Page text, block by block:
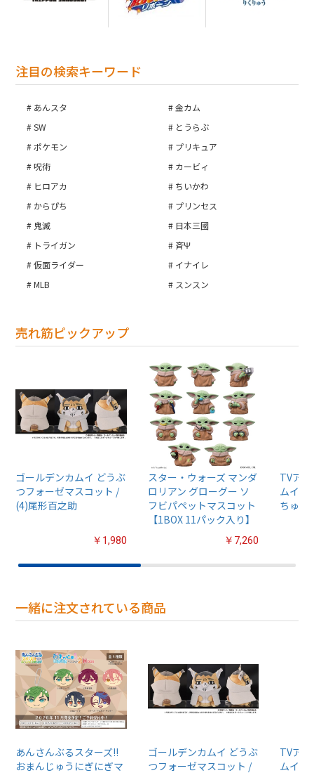
注目の検索キーワード
あんスタ
金カム
SW
とうらぶ
ポケモン
プリキュア
呪術
カービィ
ヒロアカ
ちいかわ
からぴち
プリンセス
鬼滅
日本三國
トライガン
斉Ψ
仮面ライダー
イナイレ
MLB
スンスン
売れ筋ピックアップ
ゴールデンカムイ どうぶ
つフォーゼマスコット /
(4)尾形百之助
￥1,980
スター・ウォーズ マンダ
ロリアン グローグー ソ
フビパペットマスコット
【1BOX 11パック入り】
￥7,260
TVア
ムイ』
ちゅる
一緒に注文されている商品
あんさんぶるスターズ!!
おまんじゅうにぎにぎマ
ゴールデンカムイ どうぶ
つフォーゼマスコット /
TVア
ムイ』